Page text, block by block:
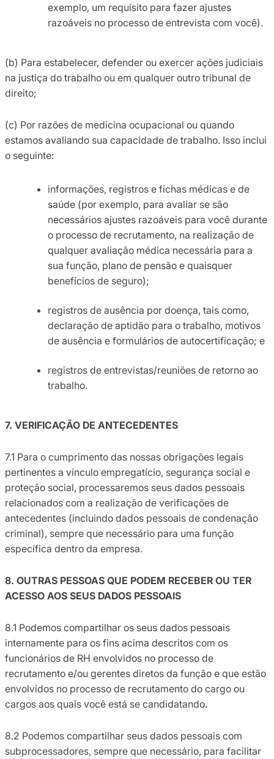
exemplo, um requisito para fazer ajustes
razoáveis no processo de entrevista com você).
(b) Para estabelecer, defender ou exercer ações judiciais
na justiça do trabalho ou em qualquer outro tribunal de
direito;
(c) Por razões de medicina ocupacional ou quando
estamos avaliando sua capacidade de trabalho. Isso inclui
o seguinte:
informações, registros e fichas médicas e de
saúde (por exemplo, para avaliar se são
necessários ajustes razoáveis para você durante
o processo de recrutamento, na realização de
qualquer avaliação médica necessária para a
sua função, plano de pensão e quaisquer
benefícios de seguro);
registros de ausência por doença, tais como,
declaração de aptidão para o trabalho, motivos
de ausência e formulários de autocertificação; e
registros de entrevistas/reuniões de retorno ao
trabalho.
7. VERIFICAÇÃO DE ANTECEDENTES
7.1 Para o cumprimento das nossas obrigações legais
pertinentes a vínculo empregatício, segurança social e
proteção social, processaremos seus dados pessoais
relacionados com a realização de verificações de
antecedentes (incluindo dados pessoais de condenação
criminal), sempre que necessário para uma função
específica dentro da empresa.
8. OUTRAS PESSOAS QUE PODEM RECEBER OU TER
ACESSO AOS SEUS DADOS PESSOAIS
8.1 Podemos compartilhar os seus dados pessoais
internamente para os fins acima descritos com os
funcionários de RH envolvidos no processo de
recrutamento e/ou gerentes diretos da função e que estão
envolvidos no processo de recrutamento do cargo ou
cargos aos quais você está se candidatando.
8.2 Podemos compartilhar seus dados pessoais com
subprocessadores, sempre que necessário, para facilitar